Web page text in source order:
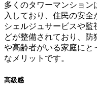
多くのタワーマンショ
入しており、住民の安全
シェルジュサービスや
どが整備されており、
や高齢者がいる家庭にと
なメリットです。
高級感